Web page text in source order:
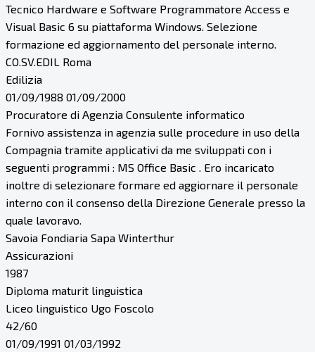
Tecnico Hardware e Software Programmatore Access e
Visual Basic 6 su piattaforma Windows. Selezione
formazione ed aggiornamento del personale interno.
CO.SV.EDIL Roma
Edilizia
01/09/1988 01/09/2000
Procuratore di Agenzia Consulente informatico
Fornivo assistenza in agenzia sulle procedure in uso della
Compagnia tramite applicativi da me sviluppati con i
seguenti programmi : MS Office Basic . Ero incaricato
inoltre di selezionare formare ed aggiornare il personale
interno con il consenso della Direzione Generale presso la
quale lavoravo.
Savoia Fondiaria Sapa Winterthur
Assicurazioni
1987
Diploma maturit linguistica
Liceo linguistico Ugo Foscolo
42/60
01/09/1991 01/03/1992